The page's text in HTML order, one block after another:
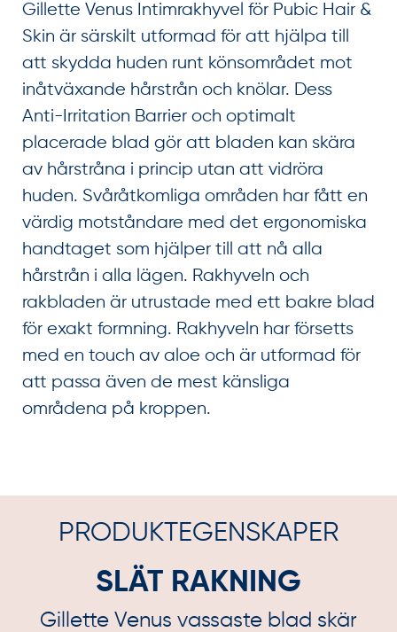
Gillette Venus Intimrakhyvel för Pubic Hair &
Skin är särskilt utformad för att hjälpa till
att skydda huden runt könsområdet mot
inåtväxande hårstrån och knölar. Dess
Anti-Irritation Barrier och optimalt
placerade blad gör att bladen kan skära
av hårstråna i princip utan att vidröra
huden. Svåråtkomliga områden har fått en
värdig motståndare med det ergonomiska
handtaget som hjälper till att nå alla
hårstrån i alla lägen. Rakhyveln och
rakbladen är utrustade med ett bakre blad
för exakt formning. Rakhyveln har försetts
med en touch av aloe och är utformad för
att passa även de mest känsliga
områdena på kroppen.
PRODUKTEGENSKAPER
SLÄT RAKNING
Gillette Venus vassaste blad skär